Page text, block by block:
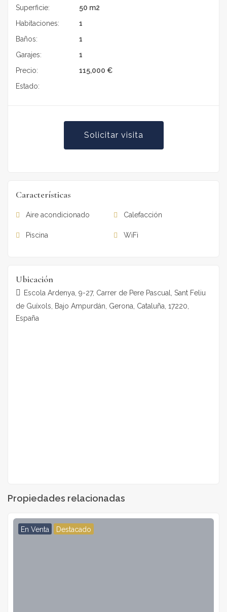
Superficie:
50 m2
Habitaciones:
1
Baños:
1
Garajes:
1
Precio:
115,000 €
Estado:
Solicitar visita
Características
Aire acondicionado Calefacción
Piscina WiFi
Ubicación
Escola Ardenya, 9-27, Carrer de Pere Pascual, Sant Feliu
de Guíxols, Bajo Ampurdán, Gerona, Cataluña, 17220,
España
Propiedades relacionadas
En Venta Destacado